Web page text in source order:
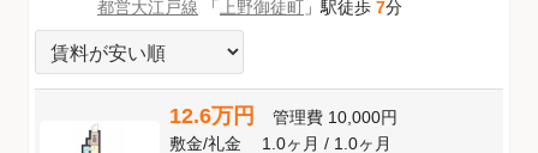
都営大江戸線 「 上野御徒町 」駅徒歩 7分
12.6万円 管理費 10,000円
敷金/礼金 1.0ヶ月/ 1.0ヶ月